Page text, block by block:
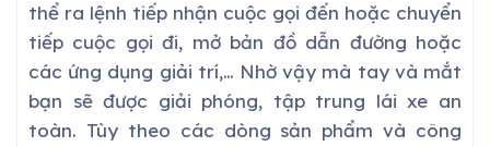
thể ra lệnh tiếp nhận cuộc gọi đến hoặc chuyển
tiếp cuộc gọi đi, mở bản đồ dẫn đường hoặc
các ứng dụng giải trí,… Nhờ vậy mà tay và mắt
bạn sẽ được giải phóng, tập trung lái xe an
toàn. Tùy theo các dòng sản phẩm và công